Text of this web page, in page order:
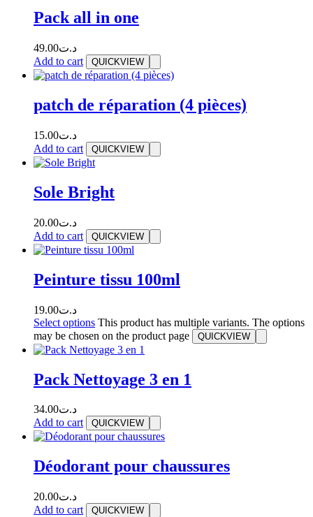
Pack all in one
د.ت49.00
Add to cart
QUICKVIEW
patch de réparation (4 pièces)
د.ت15.00
Add to cart
QUICKVIEW
Sole Bright
د.ت20.00
Add to cart
QUICKVIEW
Peinture tissu 100ml
د.ت19.00
Select options This product has multiple variants. The options
may be chosen on the product page
QUICKVIEW
Pack Nettoyage 3 en 1
د.ت34.00
Add to cart
QUICKVIEW
Déodorant pour chaussures
د.ت20.00
Add to cart
QUICKVIEW